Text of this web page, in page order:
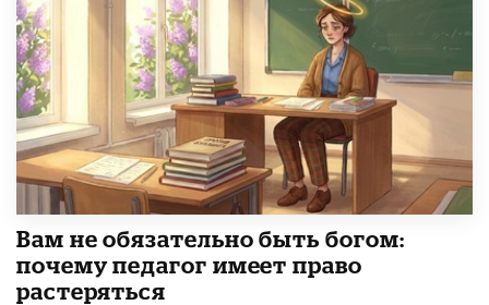
​Вам не обязательно быть богом:
почему педагог имеет право
растеряться